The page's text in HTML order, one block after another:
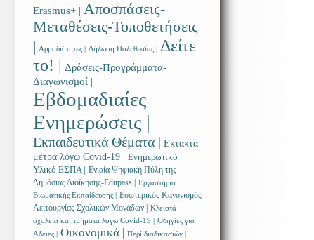
Erasmus+ | Αποσπάσεις-
Μεταθέσεις-Τοποθετήσεις
| Αρμοδιότητες | Δήλωση Πολυθεσίας |
Δείτε
το! | Δράσεις-Προγράμματα-
Διαγωνισμοί |
Εβδομαδιαίες
Ενημερώσεις |
Εκπαιδευτικά Θέματα | Εκτακτα
μέτρα λόγω Covid-19 | Ενημερωτικό
Υλικό ΕΣΠΑ | Ενιαία Ψηφιακή Πύλη της
Δημόσιας Διοίκησης-Edupass |
Εργαστήριο
Βιωματικής Εκπαίδευσης |
Εσωτερικός Κανονισμός
Λειτουργίας Σχολικών Μονάδων |
Κλειστά
σχολεία και τμήματα λόγω Covid-19 |
Οδηγίες για
Άδειες |
Οικονομικά | Περί διαδικασιών |